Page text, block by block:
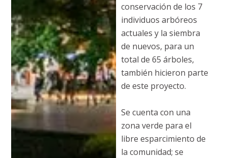
conservación de los 7
individuos arbóreos
actuales y la siembra
de nuevos, para un
total de 65 árboles,
también hicieron parte
de este proyecto.
Se cuenta con una
zona verde para el
libre esparcimiento de
la comunidad; se